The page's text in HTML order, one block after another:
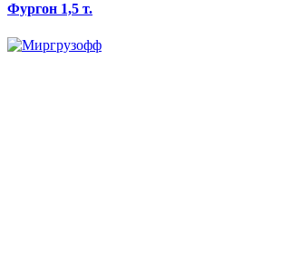
Фургон 1,5 т.